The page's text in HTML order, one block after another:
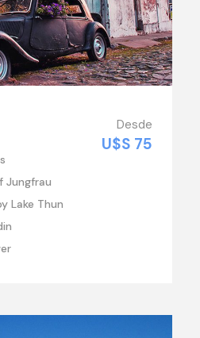
Desde
U$S 75
Jungfrau
Lake Thun